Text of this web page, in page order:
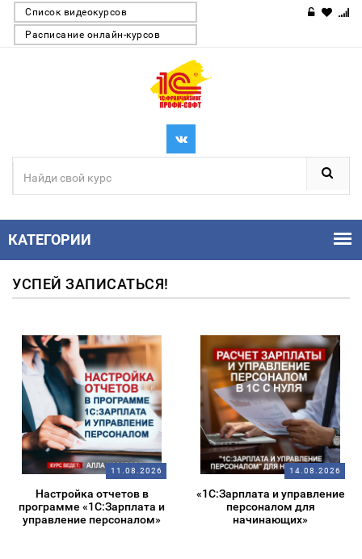
Список видеокурсов
Расписание онлайн-курсов
КАТЕГОРИИ
УСПЕЙ ЗАПИСАТЬСЯ!
11.08.2026
Настройка отчетов в
программе «1С:Зарплата и
управление персоналом»
14.08.2026
«1С:Зарплата и управление
персоналом для
начинающих»